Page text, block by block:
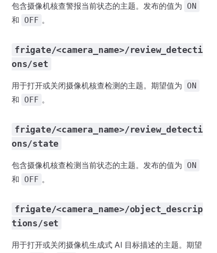
包含摄像机核查警报当前状态的主题。发布的值为 ON
和 OFF 。
frigate/<camera_name>/review_detecti
ons/set
用于打开或关闭摄像机核查检测的主题。期望值为 ON
和 OFF 。
frigate/<camera_name>/review_detecti
ons/state
包含摄像机核查检测当前状态的主题。发布的值为 ON
和 OFF 。
frigate/<camera_name>/object_descrip
tions/set
用于打开或关闭摄像机生成式 AI 目标描述的主题。期望